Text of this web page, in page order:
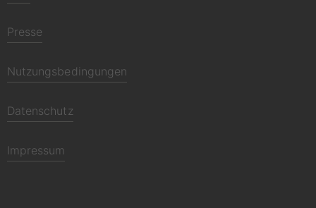
Presse
Nutzungsbedingungen
Datenschutz
Impressum